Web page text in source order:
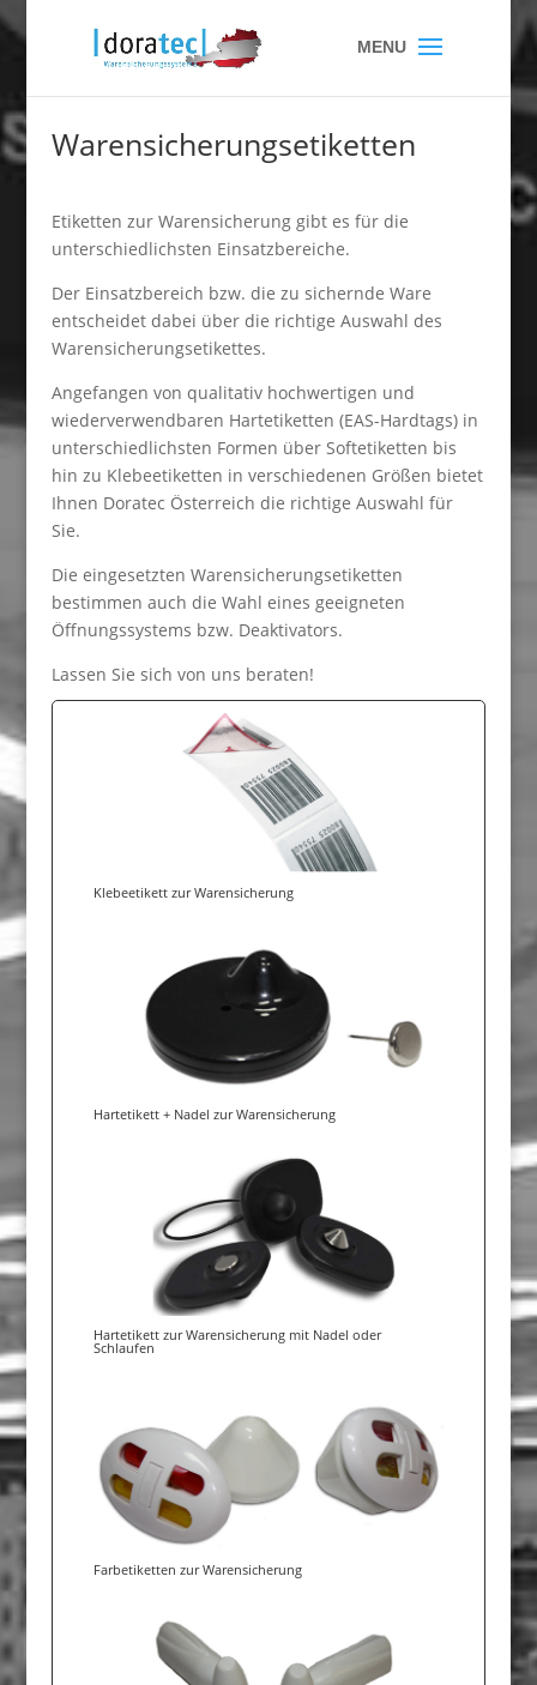
Warensicherungsetiketten
Etiketten zur Warensicherung gibt es für die
unterschiedlichsten Einsatzbereiche.
Der Einsatzbereich bzw. die zu sichernde Ware
entscheidet dabei über die richtige Auswahl des
Warensicherungsetikettes.
Angefangen von qualitativ hochwertigen und
wiederverwendbaren Hartetiketten (EAS-Hardtags) in
unterschiedlichsten Formen über Softetiketten bis
hin zu Klebeetiketten in verschiedenen Größen bietet
Ihnen Doratec Österreich die richtige Auswahl für
Sie.
Die eingesetzten Warensicherungsetiketten
bestimmen auch die Wahl eines geeigneten
Öffnungssystems bzw. Deaktivators.
Lassen Sie sich von uns beraten!
Klebeetikett zur Warensicherung
Hartetikett + Nadel zur Warensicherung
Hartetikett zur Warensicherung mit Nadel oder
Schlaufen
Farbetiketten zur Warensicherung